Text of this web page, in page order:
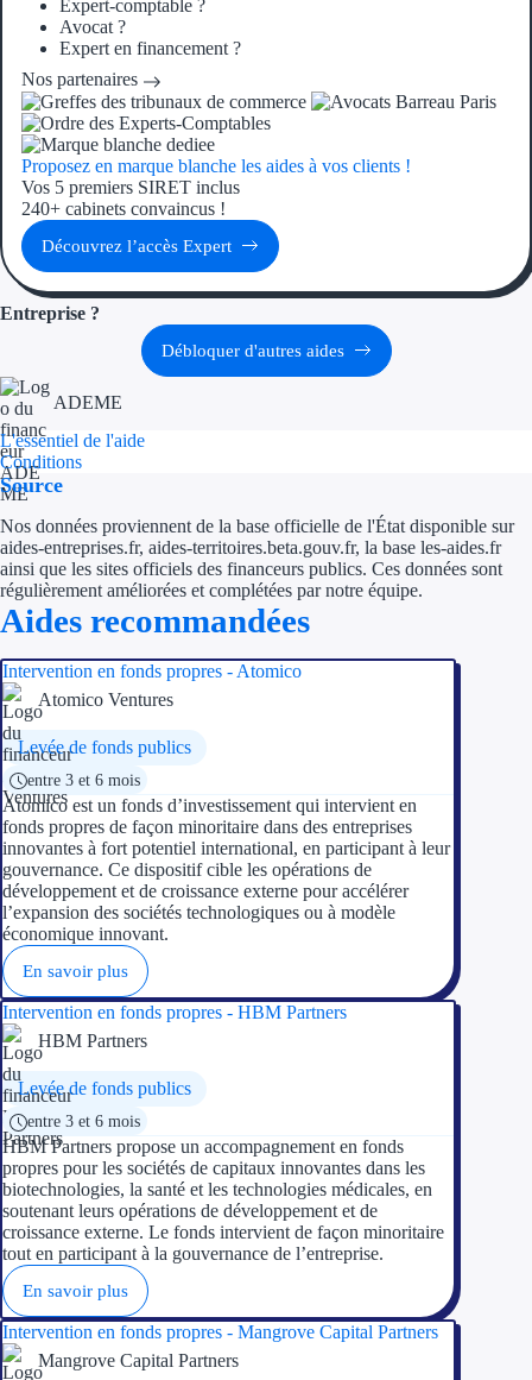
Aides Région Île-
Aides Région
Aides Région
Aides Région
Aides Région
Aides Région
Couvertures
Aides Nationales
Aides Européennes
Recherche autonome
FAQ
Blog
Nos guides
Nos partenaires
Expert-comptable ?
Avocat ?
Expert en financement ?
Nos partenaires
Proposez en marque blanche les aides à vos clients !
Vos 5 premiers SIRET inclus
240+ cabinets convaincus !
Découvrez l’accès Expert
Entreprise ?
Débloquer d'autres aides
ADEME
L'essentiel de l'aide
Conditions
Source
Nos données proviennent de la base officielle de l'État disponible sur
aides-entreprises.fr, aides-territoires.beta.gouv.fr, la base les-aides.fr
ainsi que les sites officiels des financeurs publics. Ces données sont
régulièrement améliorées et complétées par notre équipe.
Aides recommandées
Intervention en fonds propres - Atomico
Atomico Ventures
Levée de fonds publics
entre 3 et 6 mois
Atomico est un fonds d’investissement qui intervient en
fonds propres de façon minoritaire dans des entreprises
innovantes à fort potentiel international, en participant à leur
gouvernance. Ce dispositif cible les opérations de
développement et de croissance externe pour accélérer
l’expansion des sociétés technologiques ou à modèle
économique innovant.
En savoir plus
Intervention en fonds propres - HBM Partners
HBM Partners
Levée de fonds publics
entre 3 et 6 mois
HBM Partners propose un accompagnement en fonds
propres pour les sociétés de capitaux innovantes dans les
biotechnologies, la santé et les technologies médicales, en
soutenant leurs opérations de développement et de
croissance externe. Le fonds intervient de façon minoritaire
tout en participant à la gouvernance de l’entreprise.
En savoir plus
Intervention en fonds propres - Mangrove Capital Partners
Mangrove Capital Partners